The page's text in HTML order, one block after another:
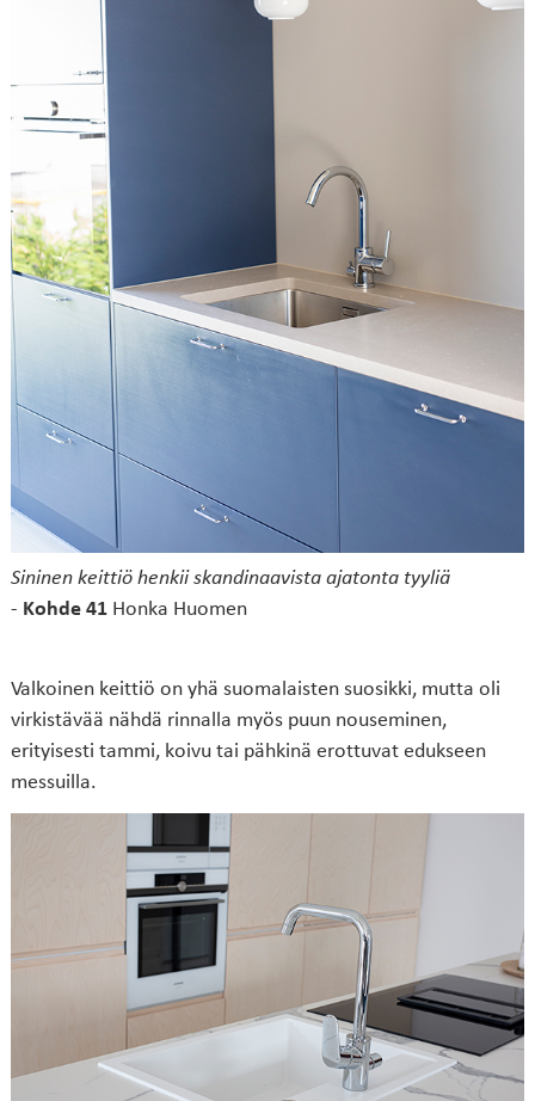
Sininen keittiö henkii skandinaavista ajatonta tyyliä
- Kohde 41Honka Huomen
Valkoinen keittiö on yhä suomalaisten suosikki, mutta oli
virkistävää nähdä rinnalla myös puun nouseminen,
erityisesti tammi, koivu tai pähkinä erottuvat edukseen
messuilla.